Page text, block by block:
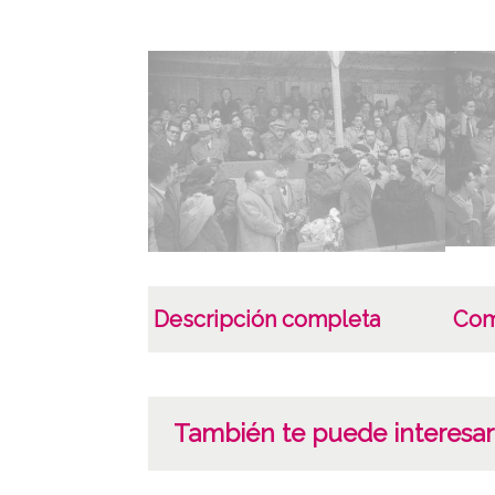
Descripción completa
También te puede interesar